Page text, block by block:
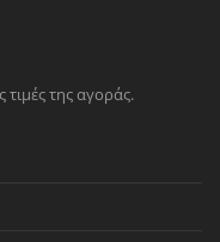
τιμές της αγοράς.